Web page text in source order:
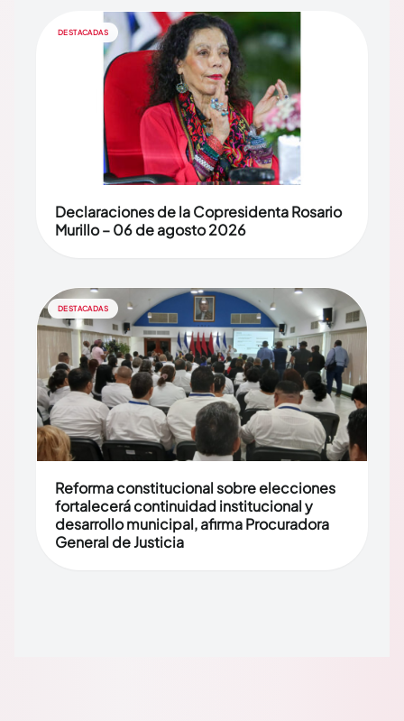
DESTACADAS
Declaraciones de la Copresidenta Rosario
Murillo – 06 de agosto 2026
DESTACADAS
Reforma constitucional sobre elecciones
fortalecerá continuidad institucional y
desarrollo municipal, afirma Procuradora
General de Justicia